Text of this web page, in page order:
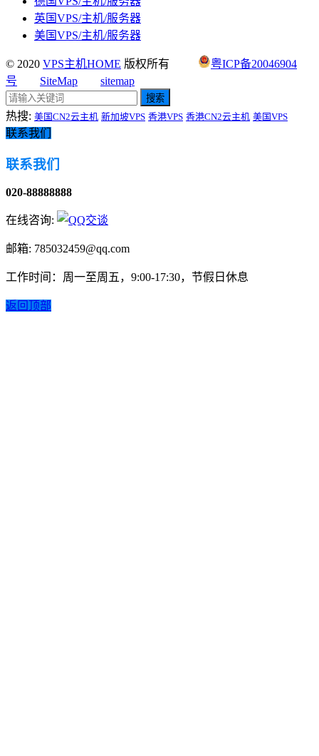
英国VPS/主机/服务器
美国VPS/主机/服务器
© 2020 VPS主机HOME 版权所有
粤ICP备20046904
号
SiteMap sitemap
搜索
热搜: 美国CN2云主机 新加坡VPS 香港VPS 香港CN2云主机 美国VPS
联系我们
联系我们
020-88888888
在线咨询:
邮箱: 785032459@qq.com
工作时间：周一至周五，9:00-17:30，节假日休息
返回顶部